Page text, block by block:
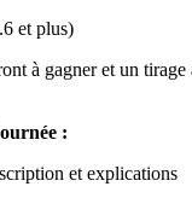
et plus)
à gagner et un tirage
:
et explications